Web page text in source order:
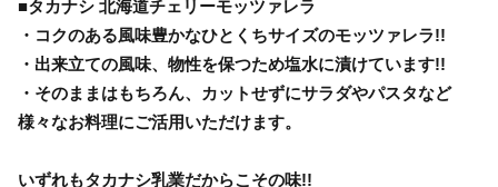
■タカナシ 北海道チェリーモッツァレラ
・コクのある風味豊かなひとくちサイズのモッツァレラ!!
・出来立ての風味、物性を保つため塩水に漬けています!!
・そのままはもちろん、カットせずにサラダやパスタなど
様々なお料理にご活用いただけます。
いずれもタカナシ乳業だからこその味!!